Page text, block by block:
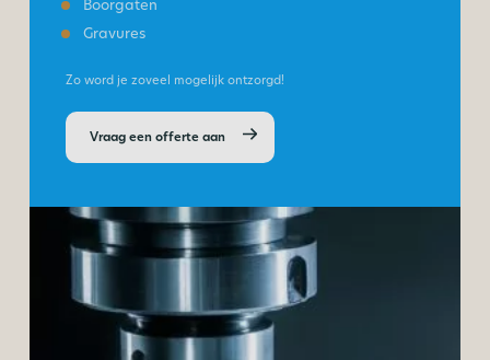
Boorgaten
Gravures
Zo word je zoveel mogelijk ontzorgd!
Vraag een offerte aan